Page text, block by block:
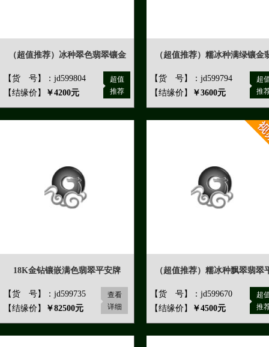
（超值推荐）冰种翠色翡翠镶金
【货 号】：jd599804
【结缘价】
￥4200元
超值
推荐
（超值推荐）糯冰种满绿镶金
【货 号】：jd599794
【结缘价】
￥3600元
超
推
18K金钻镶嵌满色翡翠平安牌
【货 号】：jd599735
【结缘价】
￥82500元
查看
详细
（超值推荐）糯冰种飘翠翡翠
【货 号】：jd599670
【结缘价】
￥4500元
超
推